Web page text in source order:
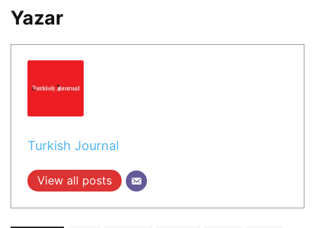
Yazar
Turkish Journal
View all posts